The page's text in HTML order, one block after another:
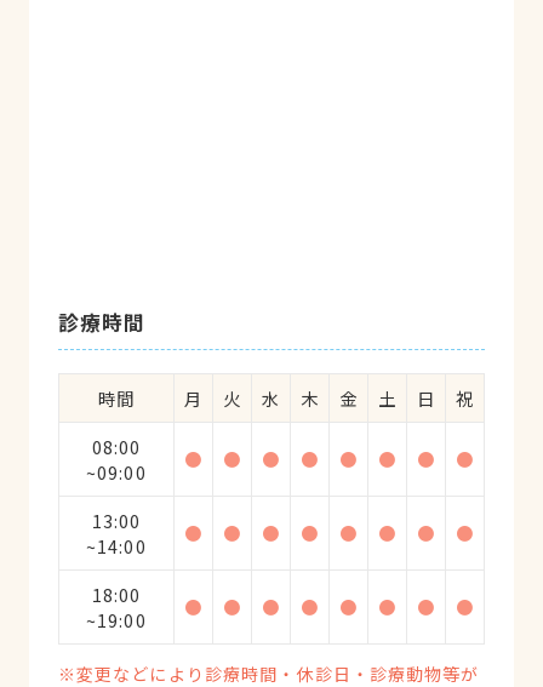
診療時間
時間 月 火 水 木 金 土 日
祝
08:00
~09:00
● ● ● ● ● ● ● ●
13:00
~14:00
● ● ● ● ● ● ● ●
18:00
~19:00
● ● ● ● ● ● ● ●
※変更などにより診療時間・休診日・診療動物等が